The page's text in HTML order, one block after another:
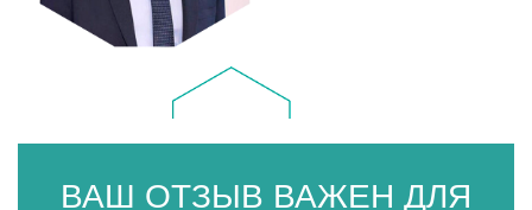
ВАШ ОТЗЫВ ВАЖЕН ДЛЯ